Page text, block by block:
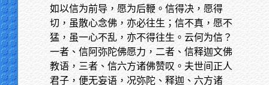
如以信为前导，愿为后鞭。信得决，愿得
切，虽散心念佛，亦必往生；信不真，愿不
猛，虽一心不乱，亦不得往生。云何为信？
一者、信阿弥陀佛愿力，二者、信释迦文佛
教语，三者、信六方诸佛赞叹。夫世间正人
君子，便无妄语，况弥陀、释迦、六方诸